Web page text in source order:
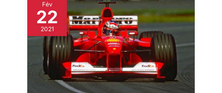
Fév
22
2021